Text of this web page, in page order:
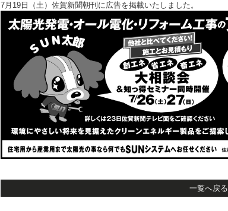
7月19日（土）佐賀新聞朝刊に広告を掲載いたしました。
一覧へ戻る